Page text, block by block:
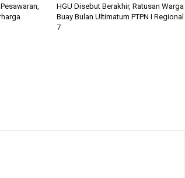
HGU Disebut Berakhir, Ratusan Warga
Buay Bulan Ultimatum PTPN I Regional
7